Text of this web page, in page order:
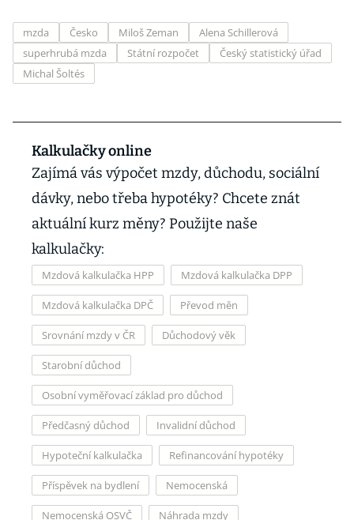
mzda Česko Miloš Zeman
Alena Schillerová
superhrubá mzda
Státní rozpočet
Český statistický úřad
Michal Šoltés
Kalkulačky online
Zajímá vás výpočet mzdy, důchodu, sociální
dávky, nebo třeba hypotéky? Chcete znát
aktuální kurz měny? Použijte naše
kalkulačky:
Mzdová kalkulačka HPP Mzdová kalkulačka DPP
Mzdová kalkulačka DPČ Převod měn
Srovnání mzdy v ČR Důchodový věk
Starobní důchod
Osobní vyměřovací základ pro důchod
Předčasný důchod Invalidní důchod
Hypoteční kalkulačka Refinancování hypotéky
Příspěvek na bydlení Nemocenská
Nemocenská OSVČ Náhrada mzdy